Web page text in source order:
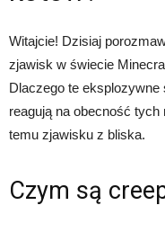
Witajcie! Dzisiaj
zjawisk w świecie
Dlaczego te
reagują na obecność
temu zjawisku z bliska.
Czym są